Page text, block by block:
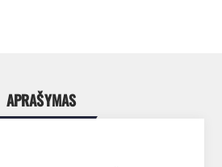
APRAŠYMAS